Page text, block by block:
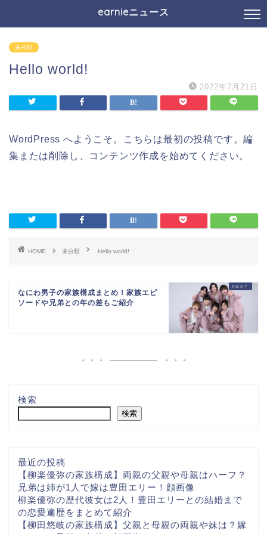
earnieニュース
未分類
Hello world!
2022年7月21日
WordPress へようこそ。こちらは最初の投稿です。編
集または削除し、コンテンツ作成を始めてください。
HOME 未分類 Hello world!
なにわ男子の家族構成まとめ！家族エピ
ソードや兄弟との年の差もご紹介
検索
検索
最近の投稿
【柳楽優弥の家族構成】両親の父親や母親はハーフ？
兄弟は姉が1人で嫁は豊田エリー！顔画像
柳楽優弥の歴代彼女は2人！豊田エリーとの結婚まで
の恋愛遍歴をまとめて紹介
【柳田悠岐の家族構成】父親と母親の両親や妹は？嫁